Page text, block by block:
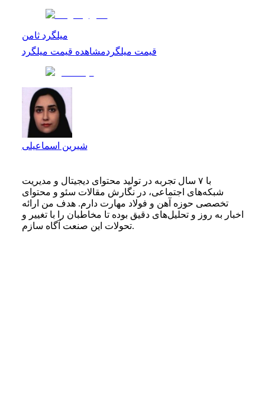
میلگرد ثامن
قیمت میلگردمشاهده قیمت میلگرد
شیرین اسماعیلی
با ۷ سال تجربه در تولید محتوای دیجیتال و مدیریت
شبکه‌های اجتماعی، در نگارش مقالات سئو و محتوای
تخصصی حوزه آهن و فولاد مهارت دارم. هدف من ارائه
اخبار به‌ روز و تحلیل‌های دقیق بوده تا مخاطبان را با تغییر و
تحولات این صنعت آگاه سازم.